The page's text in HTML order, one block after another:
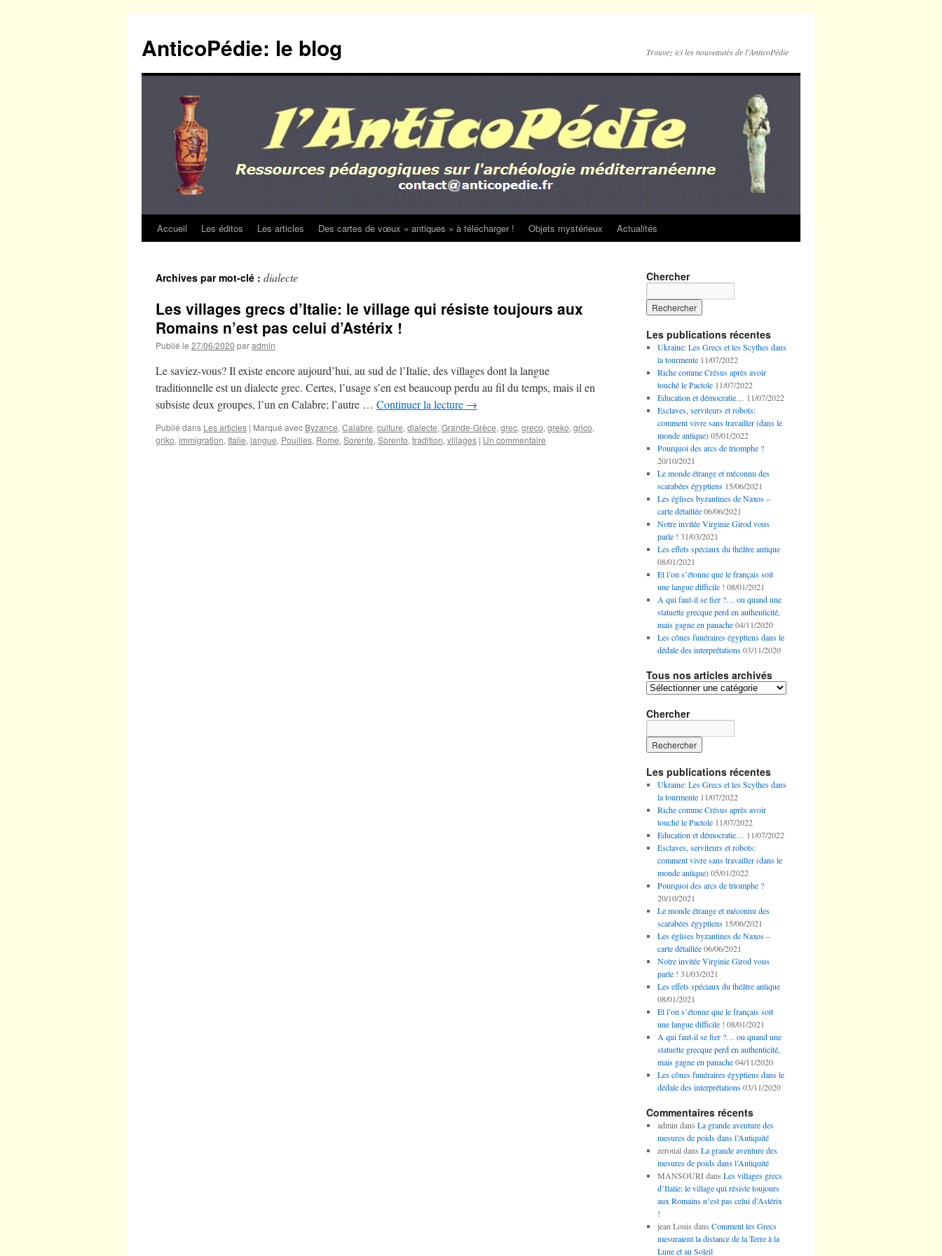
contenu
AnticoPédie: le blog Trouvez ici les nouveautés de l'AnticoPédie
Accueil Les éditos Les articles Des cartes de vœux « antiques » à télécharger ! Objets mystérieux Actualités
Archives par mot-clé : dialecte
Les villages grecs d’Italie: le village qui résiste toujours aux
Romains n’est pas celui d’Astérix !
Publié le 27/06/2020 paradmin
Le saviez-vous? Il existe encore aujourd’hui, au sud de l’Italie, des villages dont la langue
traditionnelle est un dialecte grec. Certes, l’usage s’en est beaucoup perdu au fil du temps, mais il en
subsiste deux groupes, l’un en Calabre; l’autre … Continuer la lecture →
Publié dans Les articles | Marqué avec Byzance, Calabre, culture, dialecte, Grande-Grèce, grec, greco, greko, grico,
griko, immigration, Italie, langue, Pouilles, Rome, Sorente, Sorento, tradition, villages | Un commentaire
Chercher
Les publications récentes
Ukraine: Les Grecs et les Scythes dans
la tourmente 11/07/2022
Riche comme Crésus après avoir
touché le Pactole 11/07/2022
Education et démocratie… 11/07/2022
Esclaves, serviteurs et robots:
comment vivre sans travailler (dans le
monde antique) 05/01/2022
Pourquoi des arcs de triomphe ?
20/10/2021
Le monde étrange et méconnu des
scarabées égyptiens 15/06/2021
Les églises byzantines de Naxos –
carte détaillée 06/06/2021
Notre invitée Virginie Girod vous
parle ! 31/03/2021
Les effets spéciaux du théâtre antique
08/01/2021
Et l’on s’étonne que le français soit
une langue difficile ! 08/01/2021
A qui faut-il se fier ?… ou quand une
statuette grecque perd en authenticité,
mais gagne en panache 04/11/2020
Les cônes funéraires égyptiens dans le
dédale des interprétations 03/11/2020
Tous nos articles archivés
Tous
articles
Chercher
Les publications récentes
Ukraine: Les Grecs et les Scythes dans
la tourmente 11/07/2022
Riche comme Crésus après avoir
touché le Pactole 11/07/2022
Education et démocratie… 11/07/2022
Esclaves, serviteurs et robots:
comment vivre sans travailler (dans le
monde antique) 05/01/2022
Pourquoi des arcs de triomphe ?
20/10/2021
Le monde étrange et méconnu des
scarabées égyptiens 15/06/2021
Les églises byzantines de Naxos –
carte détaillée 06/06/2021
Notre invitée Virginie Girod vous
parle ! 31/03/2021
Les effets spéciaux du théâtre antique
08/01/2021
Et l’on s’étonne que le français soit
une langue difficile ! 08/01/2021
A qui faut-il se fier ?… ou quand une
statuette grecque perd en authenticité,
mais gagne en panache 04/11/2020
Les cônes funéraires égyptiens dans le
dédale des interprétations 03/11/2020
Commentaires récents
admin dans La grande aventure des
mesures de poids dans l’Antiquité
zeroualdans La grande aventure des
mesures de poids dans l’Antiquité
MANSOURIdans Les villages grecs
d’Italie: le village qui résiste toujours
aux Romains n’est pas celui d’Astérix
!
jean Louis dans Comment les Grecs
mesuraient la distance de la Terre à la
Lune et au Soleil